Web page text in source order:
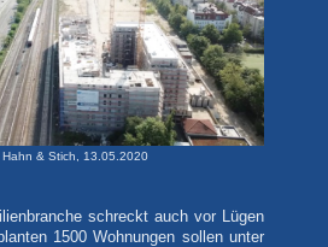
& Stich, 13.05.2020
schreckt auch vor Lügen
1500 Wohnungen sollen unter